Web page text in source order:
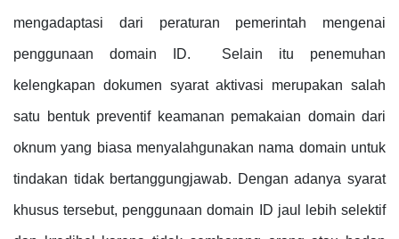
mengadaptasi dari peraturan pemerintah mengenai
penggunaan domain ID. Selain itu penemuhan
kelengkapan dokumen syarat aktivasi merupakan salah
satu bentuk preventif keamanan pemakaian domain dari
oknum yang biasa menyalahgunakan nama domain untuk
tindakan tidak bertanggungjawab. Dengan adanya syarat
khusus tersebut, penggunaan domain ID jaul lebih selektif